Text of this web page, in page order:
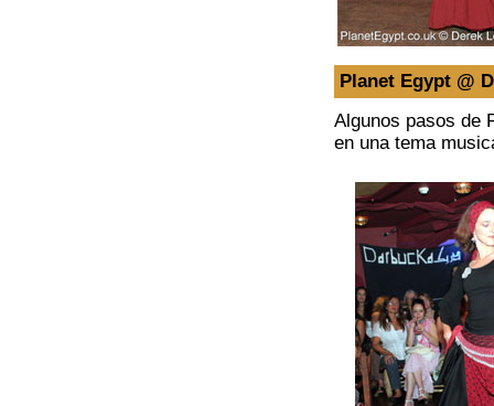
Planet Egypt @
Algunos pasos de
en una tema